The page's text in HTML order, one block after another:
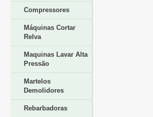
Compressores
Máquinas Cortar
Relva
Maquinas Lavar Alta
Pressão
Martelos
Demolidores
Rebarbadoras